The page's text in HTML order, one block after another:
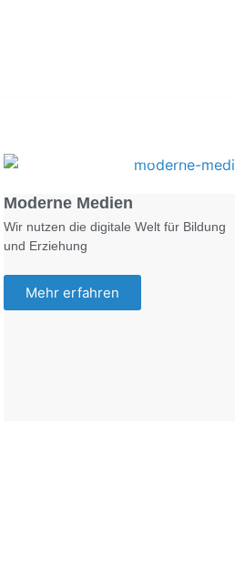
Foto: KGA CC BY NC
Moderne Medien
Wir nutzen die digitale Welt für Bildung
und Erziehung
Mehr erfahren